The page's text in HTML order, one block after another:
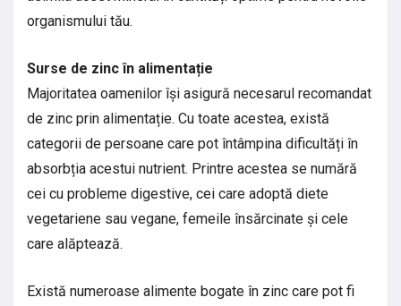
organismului tău.
Surse de zinc în alimentație
Majoritatea oamenilor își asigură necesarul recomandat
de zinc prin alimentație. Cu toate acestea, există
categorii de persoane care pot întâmpina dificultăți în
absorbția acestui nutrient. Printre acestea se numără
cei cu probleme digestive, cei care adoptă diete
vegetariene sau vegane, femeile însărcinate și cele
care alăptează.
Există numeroase alimente bogate în zinc care pot fi